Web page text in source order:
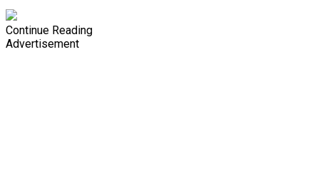
Continue Reading
Advertisement